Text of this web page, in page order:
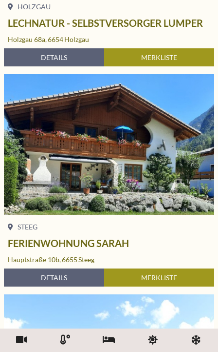
HOLZGAU
LECHNATUR - SELBSTVERSORGER LUMPER
Holzgau 68a,6654Holzgau
DETAILS MERKLISTE
STEEG
FERIENWOHNUNG SARAH
Hauptstraße 10b,6655Steeg
DETAILS MERKLISTE